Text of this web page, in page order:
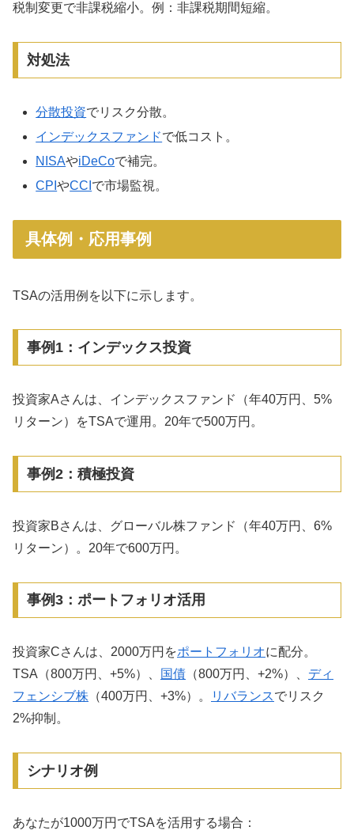
税制変更で非課税縮小。例：非課税期間短縮。
対処法
分散投資でリスク分散。
インデックスファンドで低コスト。
NISAやiDeCoで補完。
CPIやCCI で市場監視。
具体例・応用事例
TSAの活用例を以下に示します。
事例1：インデックス投資
投資家Aさんは、インデックスファンド（年40万円、5%
リターン）をTSAで運用。20年で500万円。
事例2：積極投資
投資家Bさんは、グローバル株ファンド（年40万円、6%
リターン）。20年で600万円。
事例3：ポートフォリオ活用
投資家Cさんは、2000万円をポートフォリオに配分。
TSA（800万円、+5%）、
国債 （800万円、+2%）、 ディ
フェンシブ株 （400万円、+3%）。 リバランスでリスク
2%抑制。
シナリオ例
あなたが1000万円でTSAを活用する場合：